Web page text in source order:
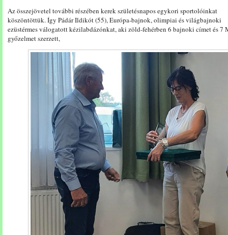
Az összejövetel további részében kerek születésnapos egykori sportolóinkat
köszöntöttük. Így Pádár Ildikót (55), Európa-bajnok, olimpiai és világbajnoki
ezüstérmes válogatott kézilabdázónkat, aki zöld-fehérben 6 bajnoki címet és 7
győzelmet szerzett,